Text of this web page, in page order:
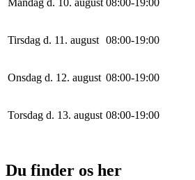
Tirsdag d. 11. august 08:00-19:00
Onsdag d. 12. august 08:00-19:00
Torsdag d. 13. august 08:00-19:00
Du finder os her